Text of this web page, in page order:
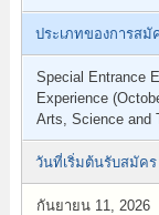
ประเภทของการสมั
Special Entrance
Experience
Arts, Science and
วันที่เริ่มต้นรับสมัคร
กันยายน 11, 2026